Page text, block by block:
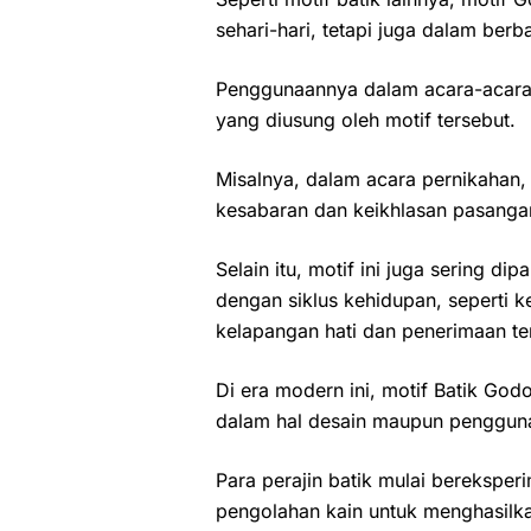
sehari-hari, tetapi juga dalam
Penggunaannya dalam acara-
yang diusung oleh motif tersebut.
Misalnya, dalam acara
kesabaran dan keikhlasan
Selain itu, motif ini juga sering
dengan siklus kehidupan, seperti
kelapangan hati dan penerimaan
Di era modern ini, motif Batik
dalam hal desain maupun
Para perajin batik mulai
pengolahan kain untuk